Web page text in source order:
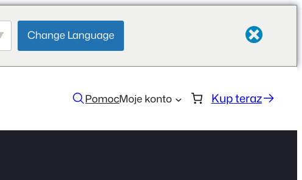
Change Language
PomocMoje konto Kup teraz